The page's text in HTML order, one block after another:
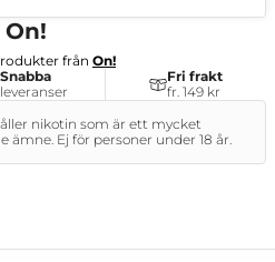
On!
från On!
Snabba
leveranser
Fri frakt
fr. 149 kr
nikotin som är ett mycket
ämne. Ej för personer under 18 år.